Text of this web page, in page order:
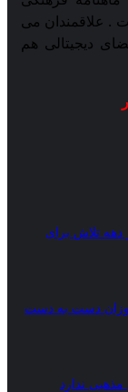
. علاقمندان می
دیجیتالی هم
دهه تلاش برای
دست به دست
ندارد